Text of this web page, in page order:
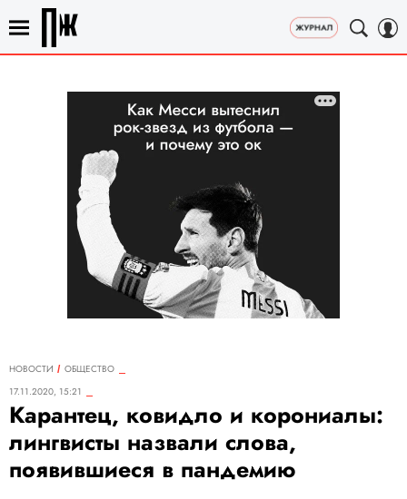
НОВОСТИ
ОБЩЕСТВО
17.11.2020, 15:21
Карантец, ковидло и корониалы:
лингвисты назвали слова,
появившиеся в пандемию